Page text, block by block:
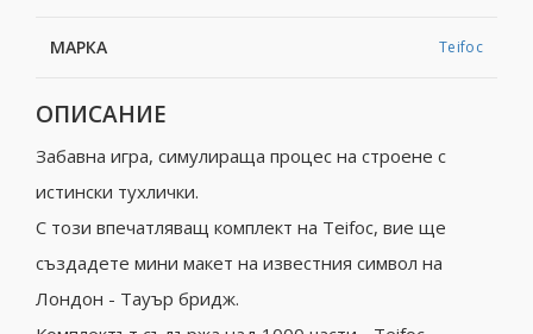
МАРКА Teifoc
ОПИСАНИЕ
Забавна игра, симулираща процес на строене с
истински тухлички.
С този впечатляващ комплект на Teifoc, вие ще
създадете мини макет на известния символ на
Лондон - Тауър бридж.